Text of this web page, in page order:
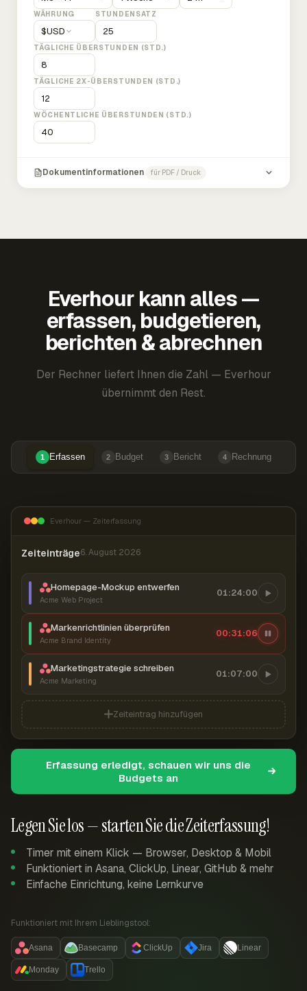
WÄHRUNG
$USD
STUNDENSATZ
TÄGLICHE ÜBERSTUNDEN (STD.)
TÄGLICHE 2X-ÜBERSTUNDEN (STD.)
WÖCHENTLICHE ÜBERSTUNDEN (STD.)
Dokumentinformationen für PDF / Druck
Everhour kann alles —
erfassen, budgetieren,
berichten & abrechnen
Der Rechner liefert Ihnen die Zahl — Everhour
übernimmt den Rest.
1 Erfassen 2 Budget 3 Bericht 4 Rechnung
Legen Sie los — starten Sie die Zeiterfassung!
Timer mit einem Klick — Browser, Desktop & Mobil
Funktioniert in Asana, ClickUp, Linear, GitHub & mehr
Einfache Einrichtung, keine Lernkurve
Funktioniert mit Ihrem Lieblingstool:
Asana Basecamp ClickUp Jira Linear
Monday Trello
Everhour — Zeiterfassung
Zeiteinträge6. August 2026
Homepage-Mockup entwerfen
Acme Web Project
01:24:00
Markenrichtlinien überprüfen
Acme Brand Identity
00:31:07
Marketingstrategie schreiben
Acme Marketing
01:07:00
Zeiteintrag hinzufügen
Erfassung erledigt, schauen wir uns die
Budgets an